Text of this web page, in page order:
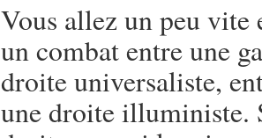
Vous allez un peu vite
un combat entre une
droite universaliste,
une droite illuministe.